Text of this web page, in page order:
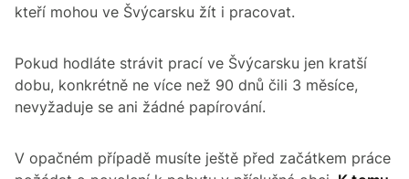
kteří mohou ve Švýcarsku žít i pracovat.
Pokud hodláte strávit prací ve Švýcarsku jen kratší
dobu, konkrétně ne více než 90 dnů čili 3 měsíce,
nevyžaduje se ani žádné papírování.
V opačném případě musíte ještě před začátkem práce